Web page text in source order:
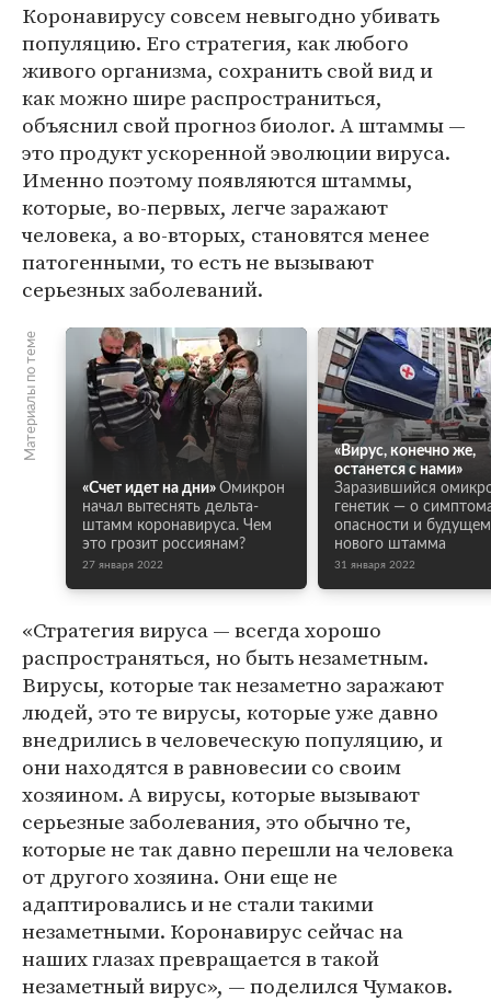
Коронавирусу совсем невыгодно убивать
популяцию. Его стратегия, как любого
живого организма, сохранить свой вид и
как можно шире распространиться,
объяснил свой прогноз биолог. А штаммы —
это продукт ускоренной эволюции вируса.
Именно поэтому появляются штаммы,
которые, во-первых, легче заражают
человека, а во-вторых, становятся менее
патогенными, то есть не вызывают
серьезных заболеваний.
Материалы по теме
«Счет идет на дни» Омикрон
начал вытеснять дельта-
штамм коронавируса. Чем
это грозит россиянам?
27 января 2022
«Вирус, конечно же,
останется с нами»
Заразившийся
генетик — о
опасности и будущем
нового штамма
31 января 2022
«Стратегия вируса — всегда хорошо
распространяться, но быть незаметным.
Вирусы, которые так незаметно заражают
людей, это те вирусы, которые уже давно
внедрились в человеческую популяцию, и
они находятся в равновесии со своим
хозяином. А вирусы, которые вызывают
серьезные заболевания, это обычно те,
которые не так давно перешли на человека
от другого хозяина. Они еще не
адаптировались и не стали такими
незаметными. Коронавирус сейчас на
наших глазах превращается в такой
незаметный вирус», — поделился Чумаков.